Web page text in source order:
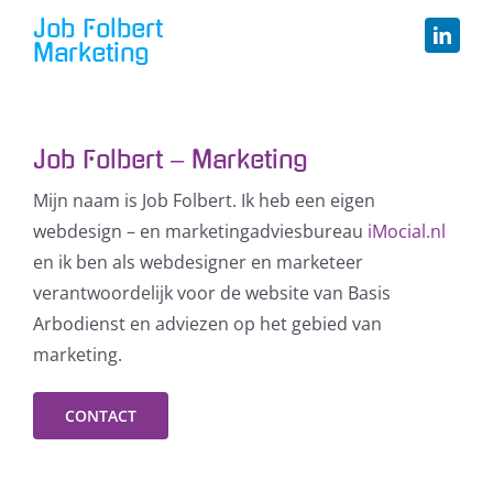
Job Folbert
Marketing
Job Folbert – Marketing
Mijn naam is Job Folbert. Ik heb een eigen
webdesign – en marketingadviesbureau iMocial.nl
en ik ben als webdesigner en marketeer
verantwoordelijk voor de website van Basis
Arbodienst en adviezen op het gebied van
marketing.
CONTACT
Klik om de PDF te openen in een